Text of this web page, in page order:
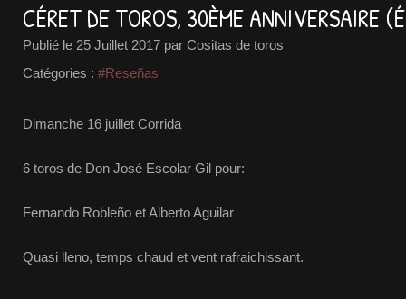
CÉRET DE TOROS, 30ÈME ANNIVERSAIRE
Publié le 25 Juillet 2017 par Cositas de toros
Catégories : #Reseñas
Dimanche 16 juillet Corrida
6 toros de Don José Escolar Gil pour:
Fernando Robleño et Alberto Aguilar
Quasi lleno, temps chaud et vent rafraichissant.